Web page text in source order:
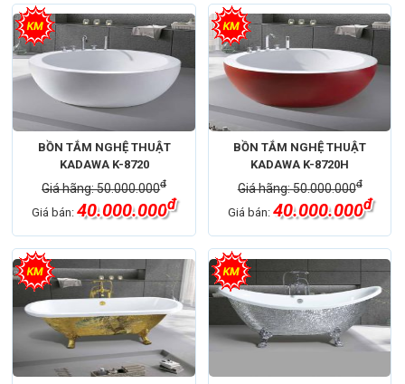
BỒN TẮM NGHỆ THUẬT
KADAWA K-8720
Giá hãng: 50.000.000đ
Giá bán:40.000.000đ
BỒN TẮM NGHỆ THUẬT
KADAWA K-8720H
Giá hãng: 50.000.000đ
Giá bán: 40.000.000đ